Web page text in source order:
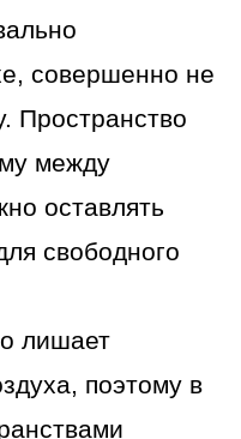
совершенно не
Пространство
между
оставлять
свободного
лишает
поэтому в